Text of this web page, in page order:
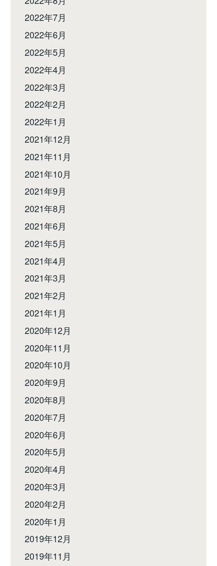
2022年7月
2022年6月
2022年5月
2022年4月
2022年3月
2022年2月
2022年1月
2021年12月
2021年11月
2021年10月
2021年9月
2021年8月
2021年6月
2021年5月
2021年4月
2021年3月
2021年2月
2021年1月
2020年12月
2020年11月
2020年10月
2020年9月
2020年8月
2020年7月
2020年6月
2020年5月
2020年4月
2020年3月
2020年2月
2020年1月
2019年12月
2019年11月